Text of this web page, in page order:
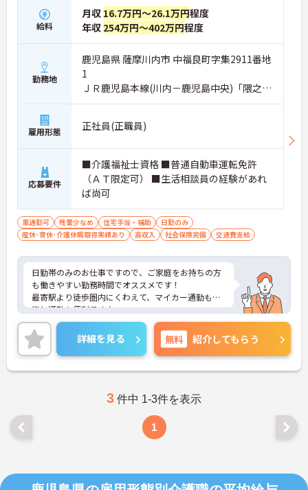
給料
月収 16.7万円～26.1万円程度
年収 254万円～402万円程度
勤務地
鹿児島県 薩摩川内市 中福良町字集2911番地
1
ＪＲ鹿児島本線(川内－鹿児島中央)「隈之城
駅」徒歩14分
雇用形態 正社員(正職員)
応募要件
■介護福祉士資格 ■普通自動車運転免許
（ＡＴ限定可） ■生活相談員の経験があれ
ば尚可
車通勤可 残業少なめ 住宅手当・補助
日勤のみ
産休･育休･介護休暇取得実績あり
高収入 社会保険完備 交通費支給
日勤帯のみのお仕事ですので、ご家庭をお持ちの方
も働きやすい勤務時間でオススメです！
最寄駅より徒歩圏内にくわえて、マイカー通勤も可
能と通勤も便利です♪
ご興味ある方には、面接対策ポイントなど、さらに
詳細をお話しいたしますのでお気軽にご相談くださ
い。
詳細を見る 無料 紹介してもらう
3 件中 1-3件を表示
1